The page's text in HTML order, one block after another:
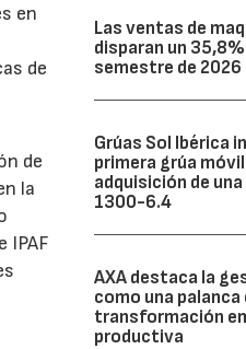
en
de
de
la
IPAF
Las ventas de
disparan un
semestre de 2026
Grúas Sol Ibérica
primera grúa
adquisición de una
1300-6.4
AXA destaca la
como una palanca
transformación
productiva